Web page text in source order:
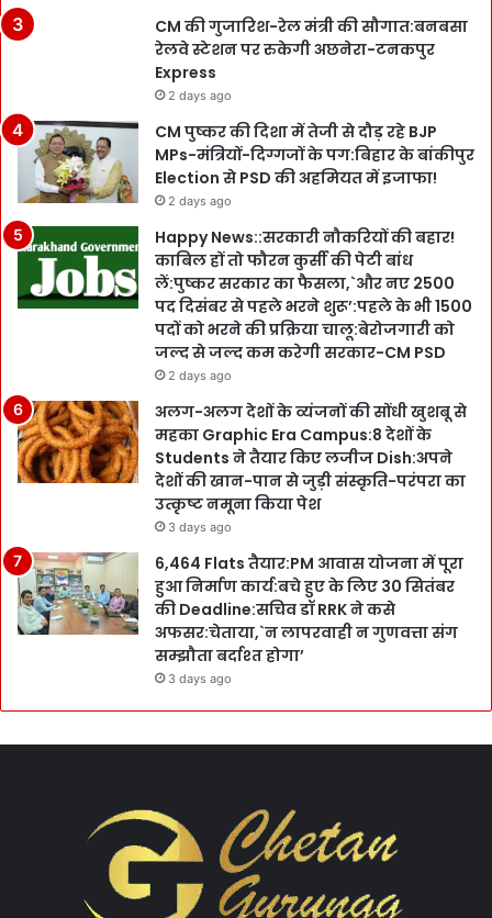
CM की गुजारिश-रेल मंत्री की सौगात:बनबसा
रेलवे स्टेशन पर रुकेगी अछनेरा-टनकपुर
Express
2 days ago
CM पुष्कर की दिशा में तेजी से दौड़ रहे BJP
MPs-मंत्रियों-दिग्गजों के पग:बिहार के बांकीपुर
Election से PSD की अहमियत में इजाफा!
2 days ago
Happy News::सरकारी नौकरियों की बहार!
काबिल हों तो फौरन कुर्सी की पेटी बांध
लें:पुष्कर सरकार का फैसला,`और नए 2500
पद दिसंबर से पहले भरने शुरू’:पहले के भी 1500
पदों को भरने की प्रक्रिया चालू:बेरोजगारी को
जल्द से जल्द कम करेगी सरकार-CM PSD
2 days ago
अलग-अलग देशों के व्यंजनों की सोंधी खुशबू से
महका Graphic Era Campus:8 देशों के
Students ने तैयार किए लजीज Dish:अपने
देशों की खान-पान से जुड़ी संस्कृति-परंपरा का
उत्कृष्ट नमूना किया पेश
3 days ago
6,464 Flats तैयार:PM आवास योजना में पूरा
हुआ निर्माण कार्य:बचे हुए के लिए 30 सितंबर
की Deadline:सचिव डॉ RRK ने कसे
अफसर:चेताया,`न लापरवाही न गुणवत्ता संग
सम्झौता बर्दाश्त होगा’
3 days ago